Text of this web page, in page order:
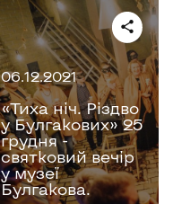
06.12.2021
«Тиха ніч. Різдво
у Булгакових» 25
грудня -
святковий вечір
у музеї
Булгакова.